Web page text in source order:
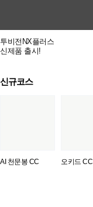
투비전NX플러스
신제품 출시!
신규코스
AI 천문봉 CC 오키드 CC